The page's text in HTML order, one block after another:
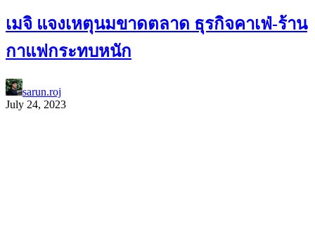
เมจิ แจงเหตุนมขาดตลาด ธุรกิจคาเฟ่-ร้าน
กาแฟกระทบหนัก
sarun.roj
July 24, 2023